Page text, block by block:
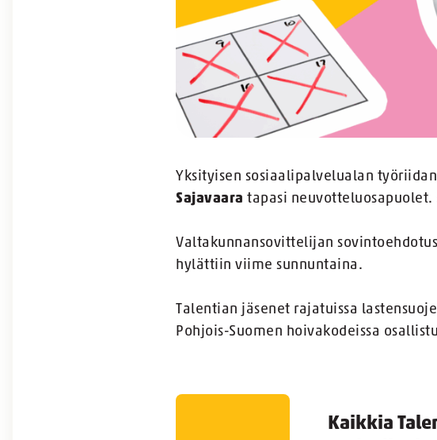
Yksityisen sosiaalipalvelualan
Sajavaara tapasi
Valtakunnansovittelijan
hylättiin viime sunnuntaina.
Talentian jäsenet rajatuissa
Pohjois-Suomen hoivakodeissa
Kaikkia